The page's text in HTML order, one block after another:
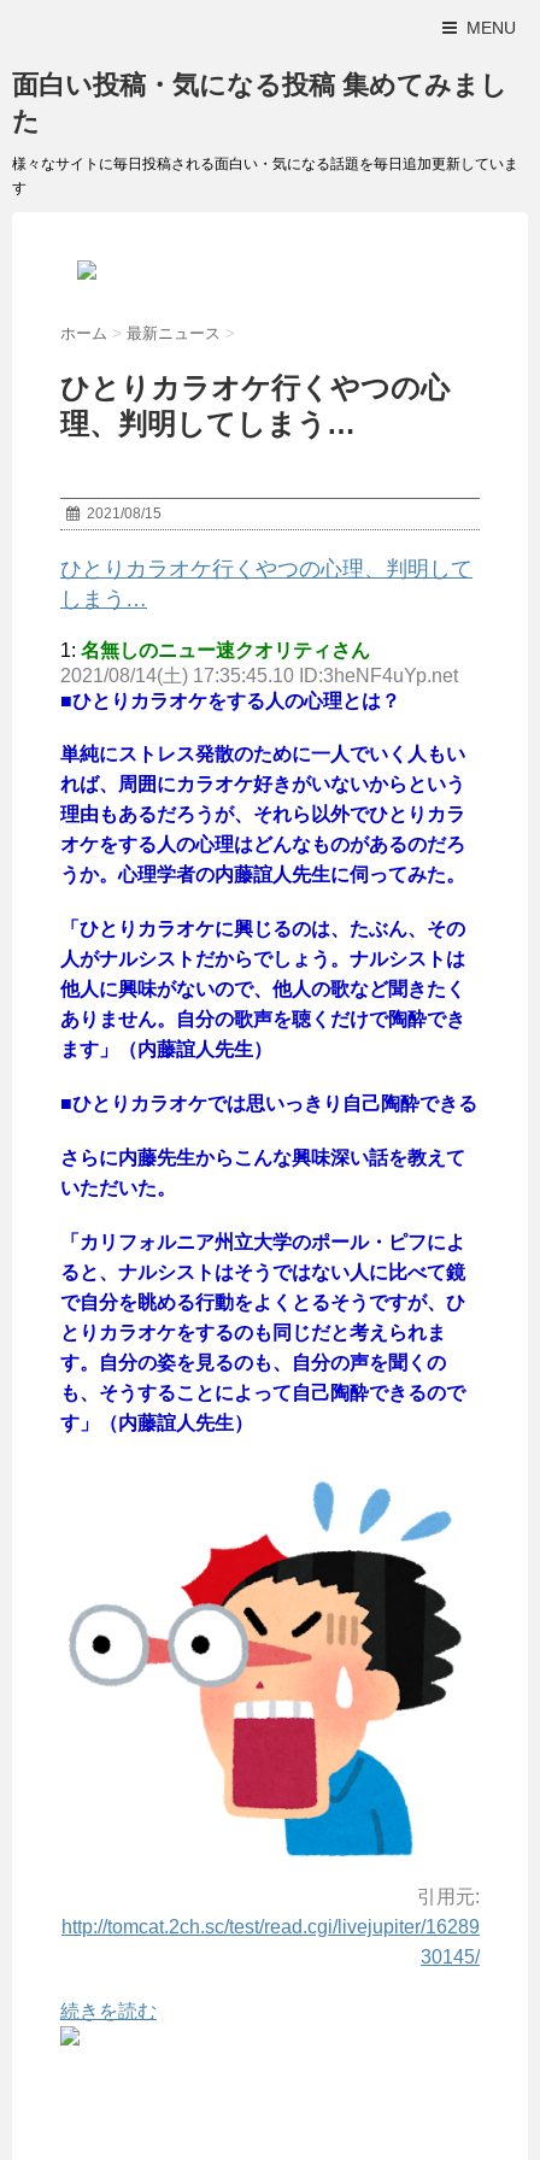
MENU
面白い投稿・気になる投稿 集めてみまし
た
様々なサイトに毎日投稿される面白い・気になる話題を毎日追加更新していま
す
ホーム > 最新ニュース >
ひとりカラオケ行くやつの心
理、判明してしまう…
2021/08/15
ひとりカラオケ行くやつの心理、判明して
しまう…
1: 名無しのニュー速クオリティさん
2021/08/14(土) 17:35:45.10 ID:3heNF4uYp.net
■ひとりカラオケをする人の心理とは？
単純にストレス発散のために一人でいく人もい
れば、周囲にカラオケ好きがいないからという
理由もあるだろうが、それら以外でひとりカラ
オケをする人の心理はどんなものがあるのだろ
うか。心理学者の内藤誼人先生に伺ってみた。
「ひとりカラオケに興じるのは、たぶん、その
人がナルシストだからでしょう。ナルシストは
他人に興味がないので、他人の歌など聞きたく
ありません。自分の歌声を聴くだけで陶酔でき
ます」（内藤誼人先生）
■ひとりカラオケでは思いっきり自己陶酔できる
さらに内藤先生からこんな興味深い話を教えて
いただいた。
「カリフォルニア州立大学のポール・ピフによ
ると、ナルシストはそうではない人に比べて鏡
で自分を眺める行動をよくとるそうですが、ひ
とりカラオケをするのも同じだと考えられま
す。自分の姿を見るのも、自分の声を聞くの
も、そうすることによって自己陶酔できるので
す」（内藤誼人先生）
引用元:
http://tomcat.2ch.sc/test/read.cgi/livejupiter/16289
30145/
続きを読む